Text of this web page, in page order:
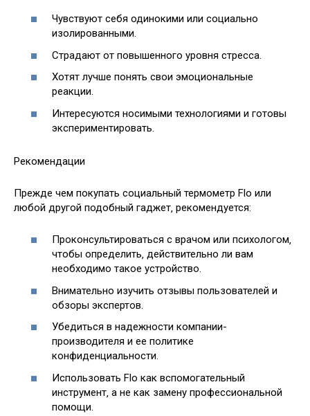
Чувствуют себя одинокими или социально
изолированными.
Страдают от повышенного уровня стресса.
Хотят лучше понять свои эмоциональные
реакции.
Интересуются носимыми технологиями и готовы
экспериментировать.
Рекомендации
Прежде чем покупать социальный термометр Flo или
любой другой подобный гаджет‚ рекомендуется:
Проконсультироваться с врачом или психологом‚
чтобы определить‚ действительно ли вам
необходимо такое устройство.
Внимательно изучить отзывы пользователей и
обзоры экспертов.
Убедиться в надежности компании-
производителя и ее политике
конфиденциальности.
Использовать Flo как вспомогательный
инструмент‚ а не как замену профессиональной
помощи.